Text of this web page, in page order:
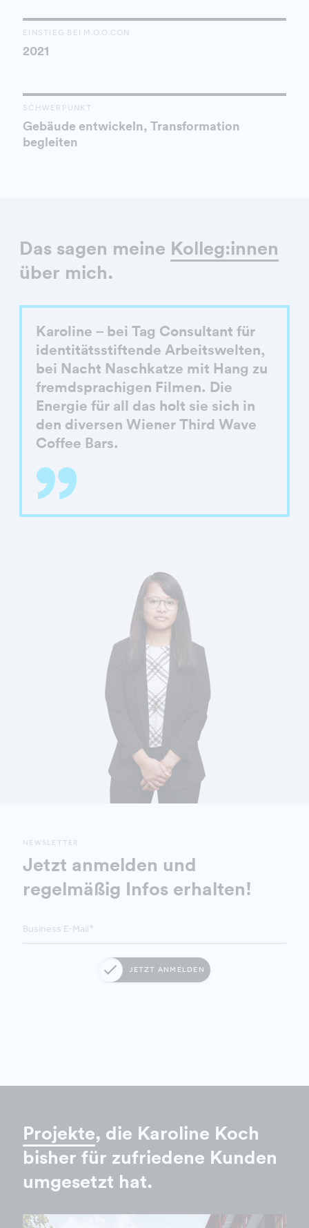
EINSTIEG BEI M.O.O.CON
2021
SCHWERPUNKT
Gebäude entwickeln, Transformation
begleiten
Das sagen meine Kolleg:innen
über mich.
Karoline – bei Tag Consultant für
identitätsstiftende Arbeitswelten,
bei Nacht Naschkatze mit Hang zu
fremdsprachigen Filmen. Die
Energie für all das holt sie sich in
den diversen Wiener Third Wave
Coffee Bars.
NEWSLETTER
Jetzt anmelden und
regelmäßig Infos erhalten!
JETZT ANMELDEN
Projekte, die Karoline Koch
bisher für zufriedene Kunden
umgesetzt hat.